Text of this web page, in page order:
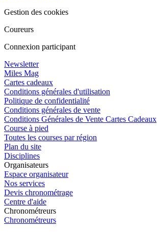
Gestion des cookies
Coureurs
Connexion participant
Newsletter
Miles Mag
Cartes cadeaux
Conditions générales d'utilisation
Politique de confidentialité
Conditions générales de vente
Conditions Générales de Vente Cartes Cadeaux
Course à pied
Toutes les courses par région
Plan du site
Disciplines
Organisateurs
Espace organisateur
Nos services
Devis chronométrage
Centre d'aide
Chronométreurs
Chronométreurs